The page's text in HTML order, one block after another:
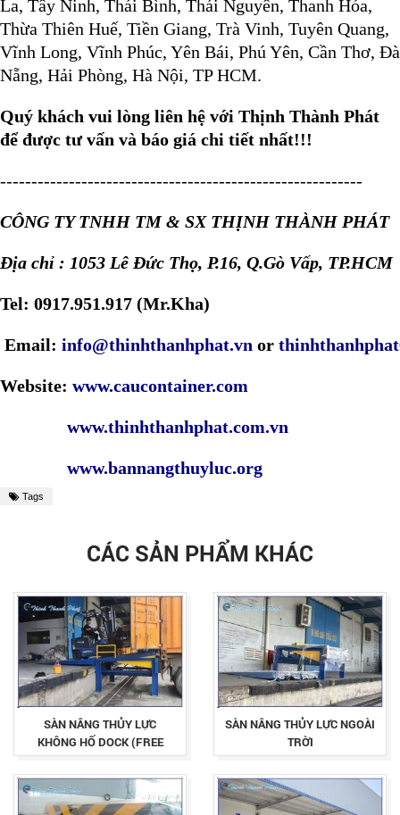
La, Tây Ninh, Thái Bình, Thái Nguyên, Thanh Hóa,
Thừa Thiên Huế, Tiền Giang, Trà Vinh, Tuyên Quang,
Vĩnh Long, Vĩnh Phúc, Yên Bái, Phú Yên, Cần Thơ, Đà
Nẵng, Hải Phòng, Hà Nội, TP HCM.
Quý khách vui lòng liên hệ với Thịnh Thành Phát
để được tư vấn và báo giá chi tiết nhất!!!
----------------------------------------------------------
CÔNG TY TNHH TM & SX THỊNH THÀNH PHÁT
Địa chỉ : 1053 Lê Đức Thọ, P.16, Q.Gò Vấp, TP.HCM
Tel: 0917.951.917 (Mr.Kha)
Email: info@thinhthanhphat.vn or
Website: www.caucontainer.com
www.thinhthanhphat.com.vn
www.bannangthuyluc.org
Tags
CÁC SẢN PHẨM KHÁC
SÀN NÂNG THỦY LỰC
KHÔNG HỐ DOCK (FREE
STANDING DOCK LEVELER)
SÀN NÂNG THỦY LỰC NGOÀI
TRỜI